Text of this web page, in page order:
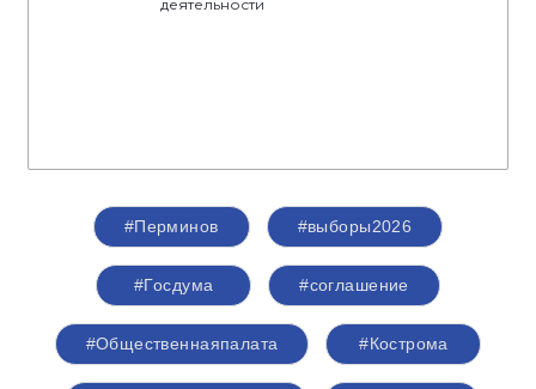
Россия», председатель Костромской областной
Перминов Сергей Николаевич
Первый заместитель председателя
Комитета Совета Федерации по
Регламенту и организации парламентской
деятельности